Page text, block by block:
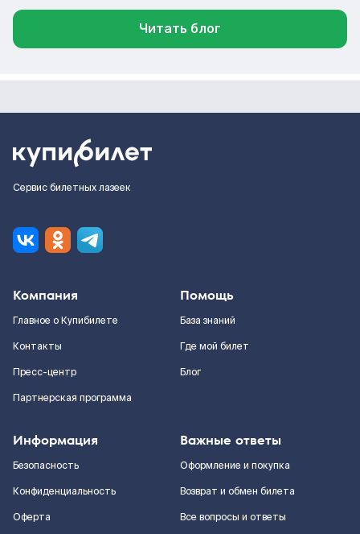
Читать блог
Сервис билетных лазеек
Компания
Главное о Купибилете
Контакты
Пресс-центр
Партнерская программа
Помощь
База знаний
Где мой билет
Блог
Информация
Безопасность
Конфиденциальность
Оферта
Важные ответы
Оформление и покупка
Возврат и обмен билета
Все вопросы и ответы